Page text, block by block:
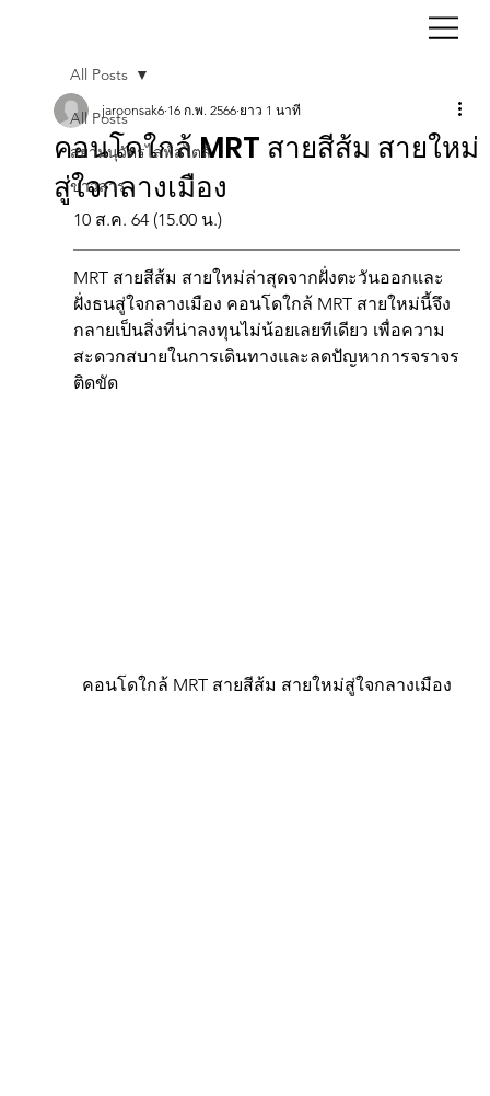
All Posts
สยามนุวัตรไลฟ์สไตล์
ข่าวสาร
All Posts
คอนโดใกล้ MRT สายสีส้ม สายใหม่
สู่ใจกลางเมือง
jaroonsak6 16 ก.พ. 2566 ยาว 1 นาที
10 ส.ค. 64 (15.00 น.)
MRT สายสีส้ม สายใหม่ล่าสุดจากฝั่งตะวันออกและ
ฝั่งธนสู่ใจกลางเมือง คอนโดใกล้ MRT สายใหม่นี้จึง
กลายเป็นสิ่งที่น่าลงทุนไม่น้อยเลยทีเดียว เพื่อความ
สะดวกสบายในการเดินทางและลดปัญหาการจราจร
ติดขัด
คอนโดใกล้ MRT สายสีส้ม สายใหม่สู่ใจกลางเมือง